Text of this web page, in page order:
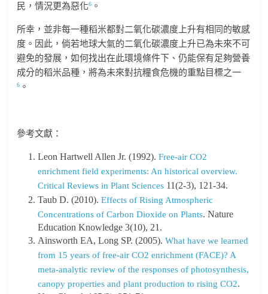
民，情況更為惡化6 。
所幸，並非每一種稻米都對二氧化碳濃度上升有相同的敏感
度。因此，倘若地球大氣的二氧化碳濃度上升已為未來不可
避免的發展，如何找出在此環境條件下、仍能保有足夠營養
成分的稻米品種，將為未來對抗糧食危機的重點目標之一
6 。
參考文獻：
Leon Hartwell Allen Jr. (1992).Free‐air CO2
enrichment field experiments: An historical overview.
Critical Reviews in Plant Sciences 11(2-3), 121-34.
Taub D. (2010).Effects of Rising Atmospheric
Concentrations of Carbon Dioxide on Plants. Nature
Education Knowledge 3(10), 21.
Ainsworth EA, Long SP. (2005).What have we learned
from 15 years of free-air CO2 enrichment (FACE)? A
meta-analytic review of the responses of photosynthesis,
canopy properties and plant production to rising CO2.